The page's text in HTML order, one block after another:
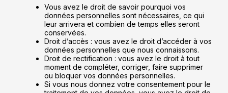
Vous avez le droit de savoir pourquoi vos
données personnelles sont nécessaires, ce qui
leur arrivera et combien de temps elles seront
conservées.
Droit d’accès : vous avez le droit d’accéder à vos
données personnelles que nous connaissons.
Droit de rectification : vous avez le droit à tout
moment de compléter, corriger, faire supprimer
ou bloquer vos données personnelles.
Si vous nous donnez votre consentement pour le